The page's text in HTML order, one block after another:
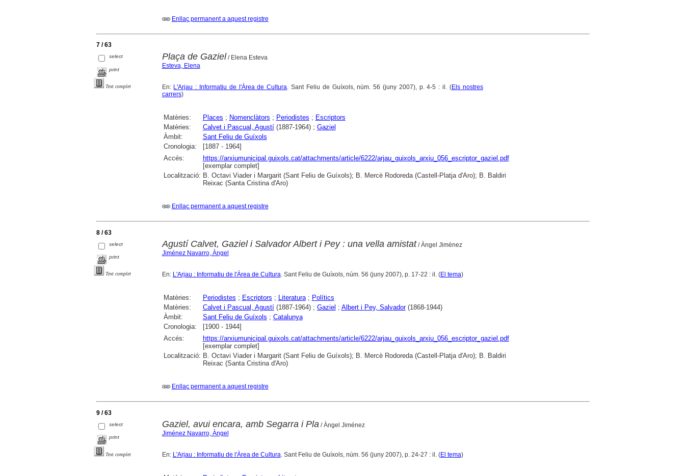
Enllaç permanent a aquest registre
7 / 63
select
print
Text complet
Plaça de Gaziel/ Elena Esteva
Esteva, Elena
En: L'Arjau : Informatiu de l'Àrea de Cultura . Sant Feliu de Guíxols, núm. 56 (juny 2007), p. 4-5 : il. (Els nostres
carrers)
Matèries: Places ; Nomenclàtors ; Periodistes ; Escriptors
Matèries:
Calvet i Pascual, Agustí(1887-1964) ; Gaziel
Àmbit:
Sant Feliu de Guíxols
Cronologia:
[1887 - 1964]
Accés:
https://arxiumunicipal.guixols.cat/attachments/article/6222/arjau_guixols_arxiu_056_escriptor_gaziel.pdf
[exemplar complet]
Localització: B. Octavi Viader i Margarit (Sant Feliu de Guíxols); B. Mercè Rodoreda (Castell-Platja d'Aro); B. Baldiri
Reixac (Santa Cristina d'Aro)
Enllaç permanent a aquest registre
8 / 63
select
print
Text complet
Agustí Calvet, Gaziel i Salvador Albert i Pey : una vella amistat/ Àngel Jiménez
Jiménez Navarro, Àngel
En: L'Arjau : Informatiu de l'Àrea de Cultura . Sant Feliu de Guíxols, núm. 56 (juny 2007), p. 17-22 : il. (El tema)
Matèries: Periodistes ; Escriptors ; Literatura; Polítics
Matèries:
Calvet i Pascual, Agustí(1887-1964) ; Gaziel ; Albert i Pey, Salvador(1868-1944)
Àmbit:
Sant Feliu de Guíxols ; Catalunya
Cronologia:
[1900 - 1944]
Accés:
https://arxiumunicipal.guixols.cat/attachments/article/6222/arjau_guixols_arxiu_056_escriptor_gaziel.pdf
[exemplar complet]
Localització: B. Octavi Viader i Margarit (Sant Feliu de Guíxols); B. Mercè Rodoreda (Castell-Platja d'Aro); B. Baldiri
Reixac (Santa Cristina d'Aro)
Enllaç permanent a aquest registre
9 / 63
select
print
Text complet
Gaziel, avui encara, amb Segarra i Pla/ Àngel Jiménez
Jiménez Navarro, Àngel
En: L'Arjau : Informatiu de l'Àrea de Cultura. Sant Feliu de Guíxols, núm. 56 (juny 2007), p. 24-27 : il. (El tema)